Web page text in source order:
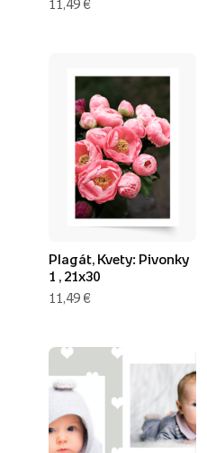
11,49 €
Plagát, Kvety: Pivonky
1 , 21x30
11,49 €